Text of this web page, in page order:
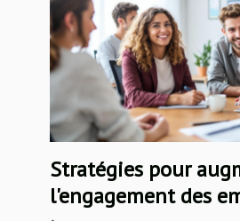
Stratégies pour
l'engagement des